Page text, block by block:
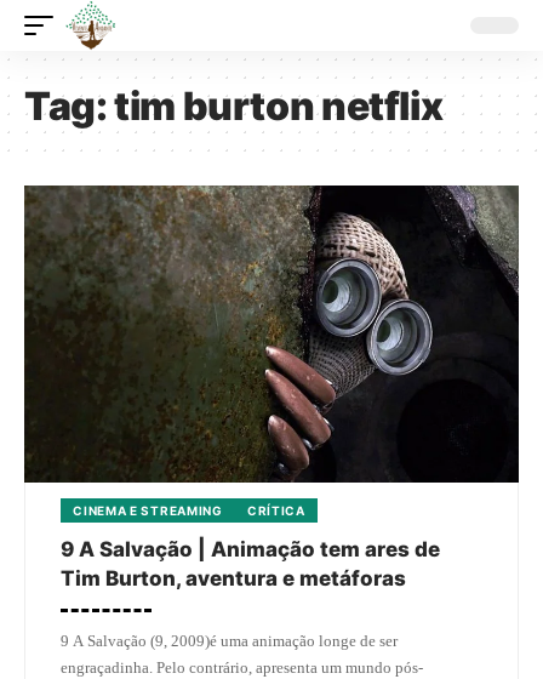
Tag:tim burton netflix
CINEMA E STREAMING CRÍTICA
9 A Salvação | Animação tem ares de
Tim Burton, aventura e metáforas
9 A Salvação (9, 2009)é uma animação longe de ser
engraçadinha. Pelo contrário, apresenta um mundo pós-